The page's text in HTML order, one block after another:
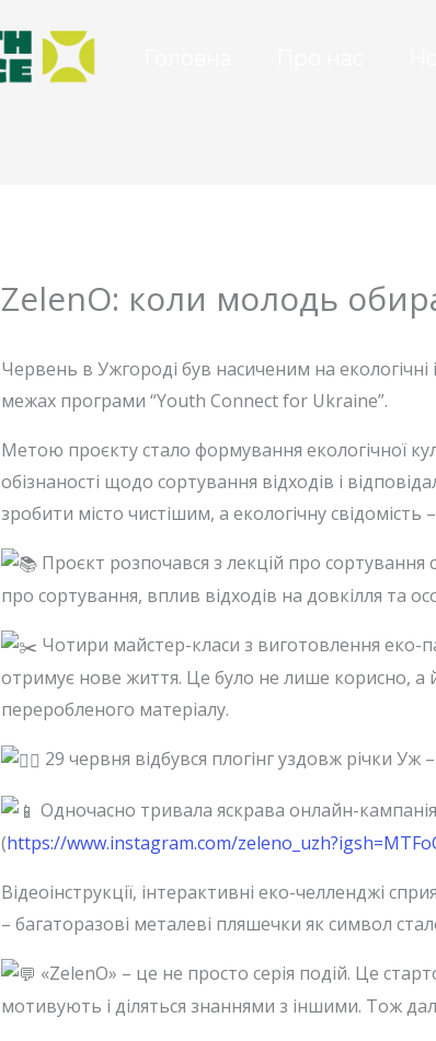
ZelenO: коли молодь
Червень в Ужгороді був насиченим на
межах програми “Youth Connect for Ukraine”.
Метою проєкту стало формування екологічної
обізнаності щодо сортування відходів і
зробити місто чистішим, а екологічну
Проєкт розпочався з лекцій про сортування
про сортування, вплив відходів на довкілля та
Чотири майстер-класи з виготовлення еко-
отримує нове життя. Це було не лише корисно, а
переробленого матеріалу.
29 червня відбувся плогінг уздовж річки
Одночасно тривала яскрава онлайн-
(https://www.instagram.com/
Відеоінструкції, інтерактивні еко-челленджі
– багаторазові металеві пляшечки як символ
«ZelenO» – це не просто серія подій. Це
мотивують і діляться знаннями з іншими. Тож